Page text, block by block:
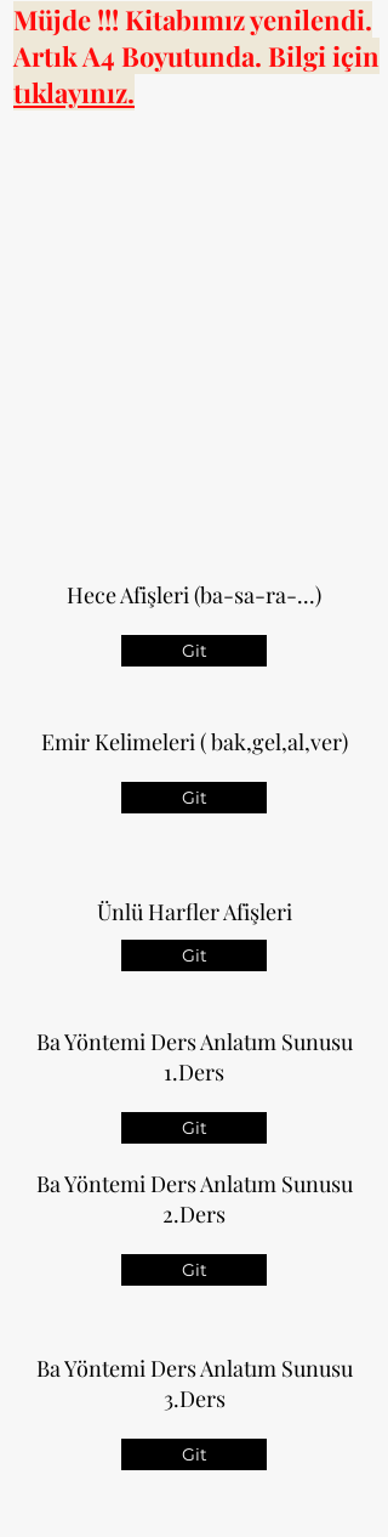
Müjde !!! Kitabımız yenilendi.
Artık A4 Boyutunda. Bilgi için
tıklayınız.
Hece Afişleri (ba-sa-ra-...)
Git
Emir Kelimeleri ( bak,gel,al,ver)
Git
Ünlü Harfler Afişleri
Git
Ba Yöntemi Ders Anlatım Sunusu
1.Ders
Git
Ba Yöntemi Ders Anlatım Sunusu
2.Ders
Git
Ba Yöntemi Ders Anlatım Sunusu
3.Ders
Git